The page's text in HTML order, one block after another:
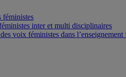
inter et multi disciplinaires
voix féministes dans